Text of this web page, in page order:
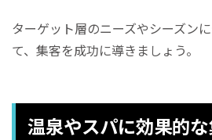
ターゲット層のニーズやシーズン
て、集客を成功に導きましょう。
温泉やスパに効果的